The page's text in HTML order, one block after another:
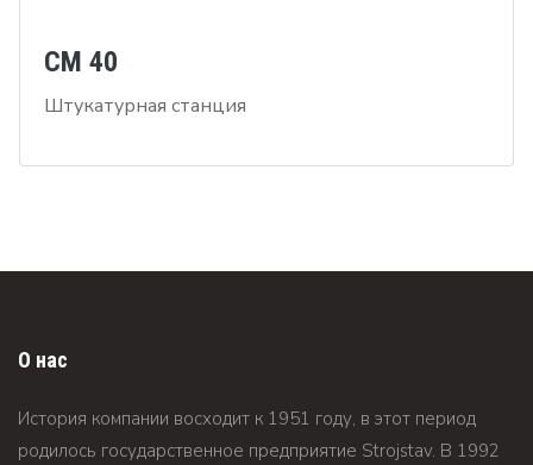
CM 40
Штукатурная станция
О нас
История компании восходит к 1951 году, в этот период
родилось государственное предприятие Strojstav. В 1992